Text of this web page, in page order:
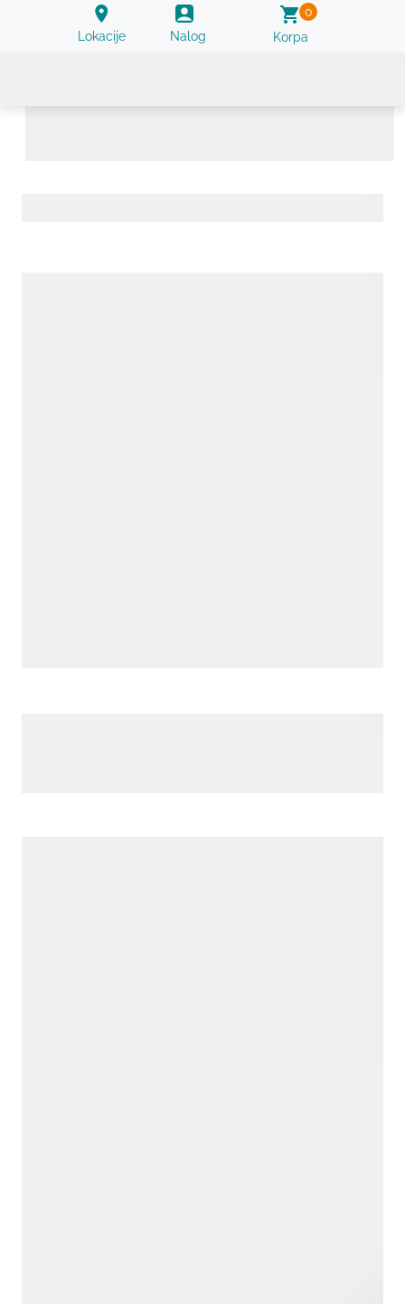
Lokacije Nalog Korpa
0